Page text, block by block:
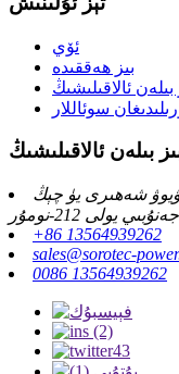
ئۆي
بىز ھەققىدە
بىلەن ئالاقىلىشىڭ
سوئاللار
بىلەن ئالاقىلىشىڭ
شەھىرى يۈ چېڭ
+86 13564939262
sales@sorotec-
0086 13564939262